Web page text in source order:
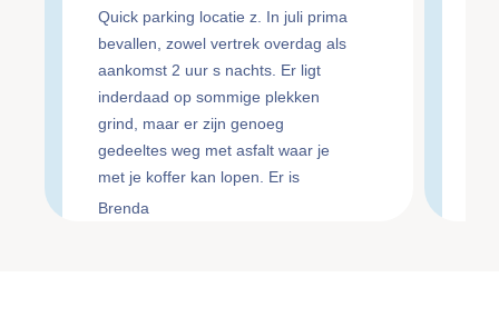
Quick parking locatie z. In juli prima
bevallen, zowel vertrek overdag als
aankomst 2 uur s nachts. Er ligt
inderdaad op sommige plekken
grind, maar er zijn genoeg
gedeeltes weg met asfalt waar je
met je koffer kan lopen. Er is
verlichting aanwezig maar wel
Brenda